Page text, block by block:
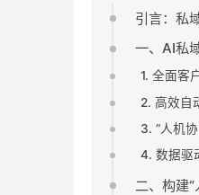
引言：私
一、AI私
1. 全面客
2. 高效自
3. “人机
4. 数据驱
二、构建